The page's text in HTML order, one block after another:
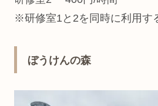
※研修室1と2を同時に利用す
ぼうけんの森